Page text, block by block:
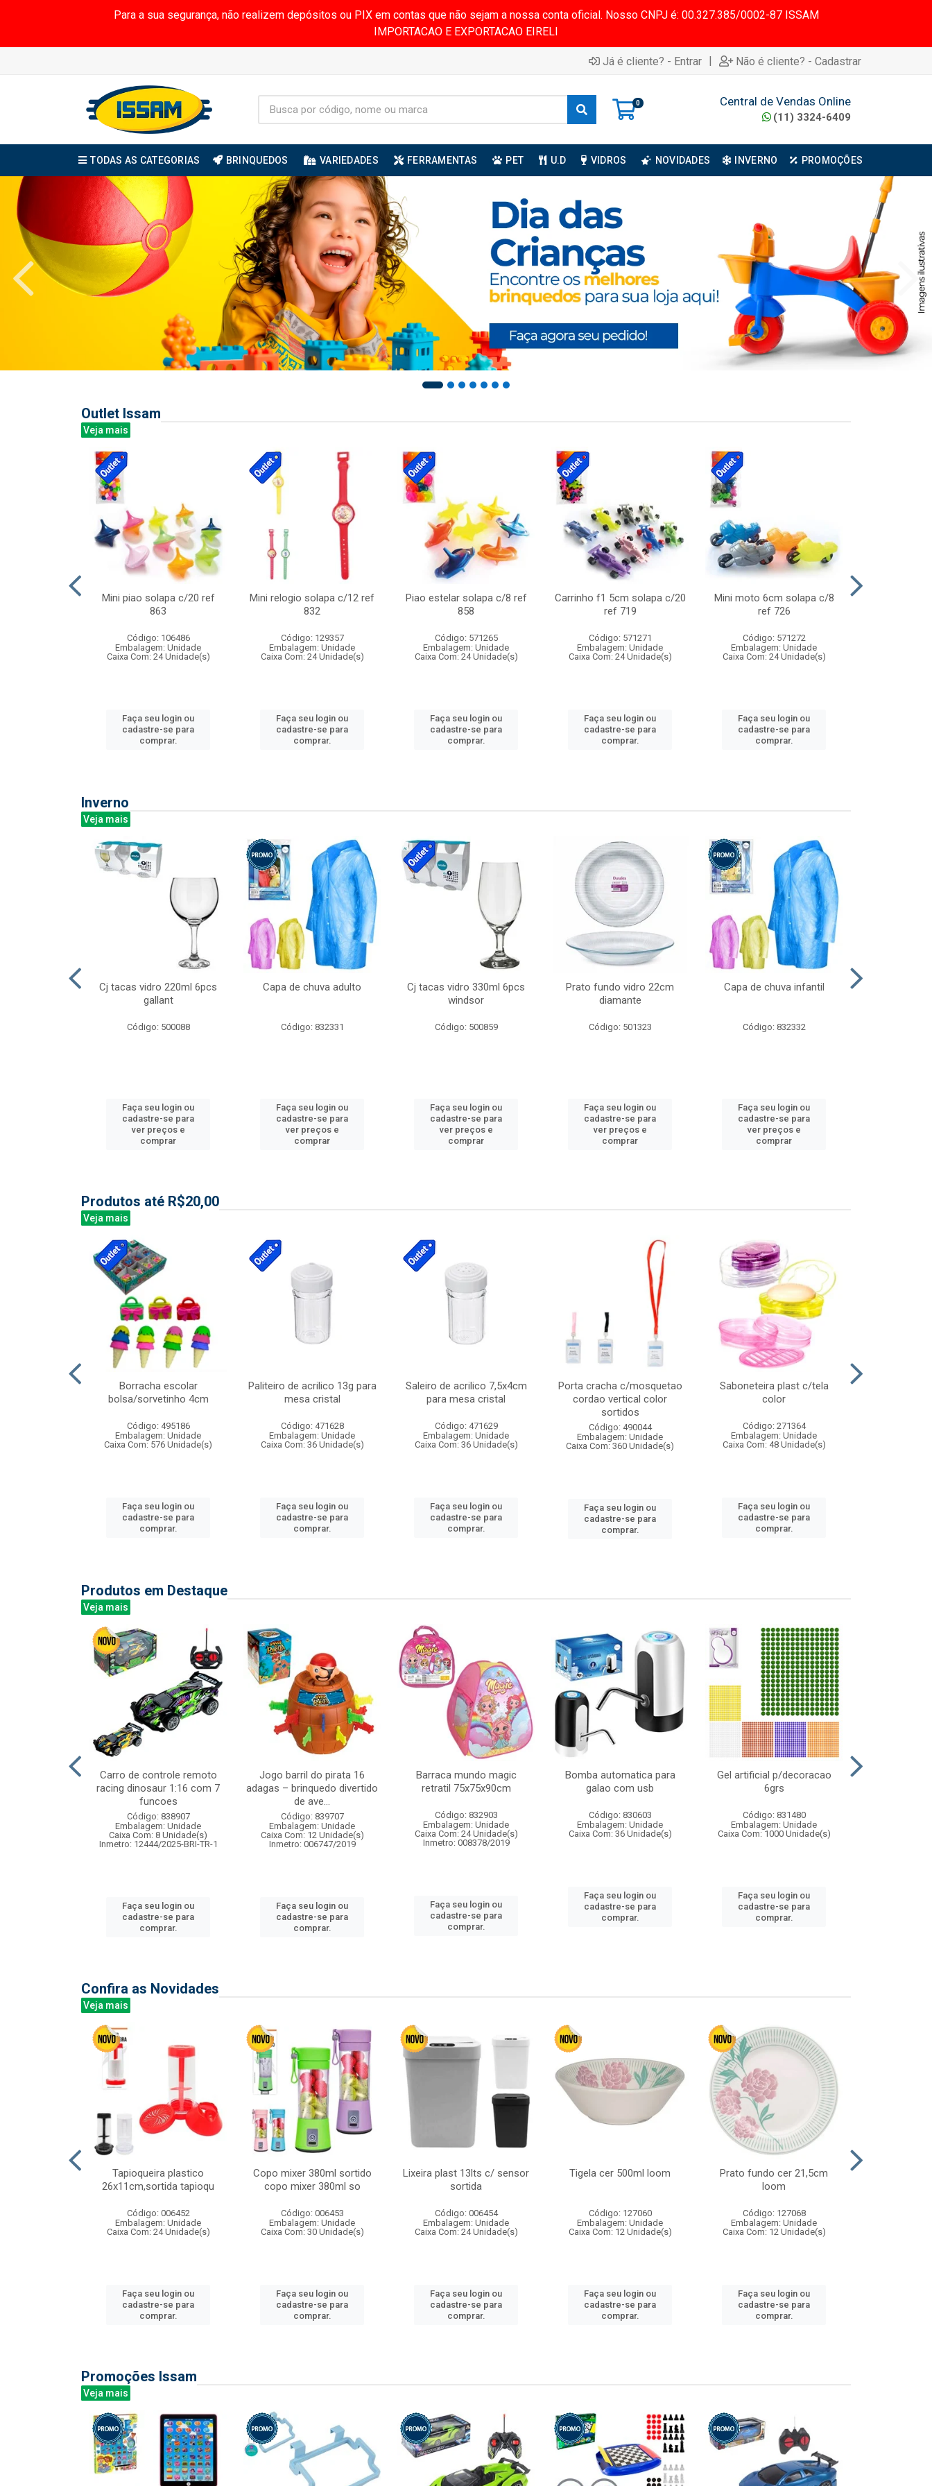
Para a sua segurança, não realizem depósitos ou PIX em contas que não sejam a nossa conta oficial. Nosso CNPJ é: 00.327.385/0002-87 ISSAM
IMPORTACAO E EXPORTACAO EIRELI
Já é cliente? - Entrar | Não é cliente? - Cadastrar
0 Central de Vendas Online
(11) 3324-6409
TODAS AS CATEGORIAS BRINQUEDOS VARIEDADES FERRAMENTAS PET U.D VIDROS NOVIDADES INVERNO PROMOÇÕES
Outlet Issam
Veja mais
Mini piao solapa c/20 ref
863
Código: 106486
Embalagem: Unidade
Caixa Com: 24 Unidade(s)
Faça seu login ou
cadastre-se para
comprar.
Mini relogio solapa c/12 ref
832
Código: 129357
Embalagem: Unidade
Caixa Com: 24 Unidade(s)
Faça seu login ou
cadastre-se para
comprar.
Piao estelar solapa c/8 ref
858
Código: 571265
Embalagem: Unidade
Caixa Com: 24 Unidade(s)
Faça seu login ou
cadastre-se para
comprar.
Carrinho f1 5cm solapa c/20
ref 719
Código: 571271
Embalagem: Unidade
Caixa Com: 24 Unidade(s)
Faça seu login ou
cadastre-se para
comprar.
Mini moto 6cm solapa c/8
ref 726
Código: 571272
Embalagem: Unidade
Caixa Com: 24 Unidade(s)
Faça seu login ou
cadastre-se para
comprar.
Inverno
Veja mais
Cj tacas vidro 220ml 6pcs
gallant
Código: 500088
Faça seu login ou
cadastre-se para
ver preços e
comprar
Capa de chuva adulto
Código: 832331
Faça seu login ou
cadastre-se para
ver preços e
comprar
Cj tacas vidro 330ml 6pcs
windsor
Código: 500859
Faça seu login ou
cadastre-se para
ver preços e
comprar
Prato fundo vidro 22cm
diamante
Código: 501323
Faça seu login ou
cadastre-se para
ver preços e
comprar
Capa de chuva infantil
Código: 832332
Faça seu login ou
cadastre-se para
ver preços e
comprar
Produtos até R$20,00
Veja mais
Borracha escolar
bolsa/sorvetinho 4cm
Código: 495186
Embalagem: Unidade
Caixa Com: 576 Unidade(s)
Faça seu login ou
cadastre-se para
comprar.
Paliteiro de acrilico 13g para
mesa cristal
Código: 471628
Embalagem: Unidade
Caixa Com: 36 Unidade(s)
Faça seu login ou
cadastre-se para
comprar.
Saleiro de acrilico 7,5x4cm
para mesa cristal
Código: 471629
Embalagem: Unidade
Caixa Com: 36 Unidade(s)
Faça seu login ou
cadastre-se para
comprar.
Porta cracha c/mosquetao
cordao vertical color
sortidos
Código: 490044
Embalagem: Unidade
Caixa Com: 360 Unidade(s)
Faça seu login ou
cadastre-se para
comprar.
Saboneteira plast c/tela
color
Código: 271364
Embalagem: Unidade
Caixa Com: 48 Unidade(s)
Faça seu login ou
cadastre-se para
comprar.
Produtos em Destaque
Veja mais
Carro de controle remoto
racing dinosaur 1:16 com 7
funcoes
Código: 838907
Embalagem: Unidade
Caixa Com: 8 Unidade(s)
Inmetro: 12444/2025-BRI-TR-1
Faça seu login ou
cadastre-se para
comprar.
Jogo barril do pirata 16
adagas – brinquedo divertido
de ave...
Código: 839707
Embalagem: Unidade
Caixa Com: 12 Unidade(s)
Inmetro: 006747/2019
Faça seu login ou
cadastre-se para
comprar.
Barraca mundo magic
retratil 75x75x90cm
Código: 832903
Embalagem: Unidade
Caixa Com: 24 Unidade(s)
Inmetro: 008378/2019
Faça seu login ou
cadastre-se para
comprar.
Bomba automatica para
galao com usb
Código: 830603
Embalagem: Unidade
Caixa Com: 36 Unidade(s)
Faça seu login ou
cadastre-se para
comprar.
Gel artificial p/decoracao
6grs
Código: 831480
Embalagem: Unidade
Caixa Com: 1000 Unidade(s)
Faça seu login ou
cadastre-se para
comprar.
Confira as Novidades
Veja mais
Tapioqueira plastico
26x11cm,sortida tapioqu
Código: 006452
Embalagem: Unidade
Caixa Com: 24 Unidade(s)
Faça seu login ou
cadastre-se para
comprar.
Copo mixer 380ml sortido
copo mixer 380ml so
Código: 006453
Embalagem: Unidade
Caixa Com: 30 Unidade(s)
Faça seu login ou
cadastre-se para
comprar.
Lixeira plast 13lts c/ sensor
sortida
Código: 006454
Embalagem: Unidade
Caixa Com: 24 Unidade(s)
Faça seu login ou
cadastre-se para
comprar.
Tigela cer 500ml loom
Código: 127060
Embalagem: Unidade
Caixa Com: 12 Unidade(s)
Faça seu login ou
cadastre-se para
comprar.
Prato fundo cer 21,5cm
loom
Código: 127068
Embalagem: Unidade
Caixa Com: 12 Unidade(s)
Faça seu login ou
cadastre-se para
comprar.
Promoções Issam
Veja mais